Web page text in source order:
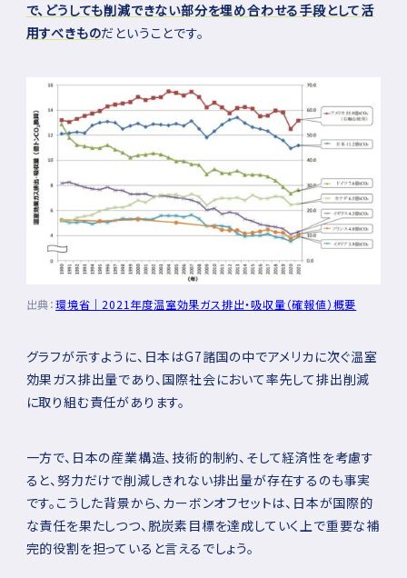
で、どうしても削減できない部分を埋め合わせる手段として活
用すべきものだということです。
出典：環境省｜2021年度温室効果ガス排出・吸収量（確報値）概要
グラフが示すように、日本はG7諸国の中でアメリカに次ぐ温室
効果ガス排出量であり、国際社会において率先して排出削減
に取り組む責任があります。
一方で、日本の産業構造、技術的制約、そして経済性を考慮す
ると、努力だけで削減しきれない排出量が存在するのも事実
です。こうした背景から、カーボンオフセットは、日本が国際的
な責任を果たしつつ、脱炭素目標を達成していく上で重要な補
完的役割を担っていると言えるでしょう。